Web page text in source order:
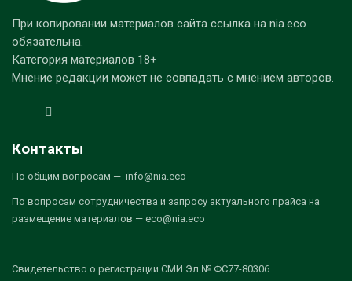
При копировании материалов сайта ссылка на nia.eco
обязательна.
Категория материалов 18+
Мнение редакции может не совпадать с мнением авторов.
Контакты
По общим вопросам — info@nia.eco
По вопросам сотрудничества и запросу актуального прайса на
размещение материалов — eco@nia.eco
Свидетельство о регистрации СМИ Эл № ФС77-80306